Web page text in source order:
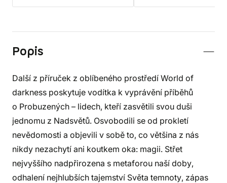
Popis
Další z příruček z oblíbeného prostředí World of
darkness poskytuje vodítka k vyprávění příběhů
o Probuzených – lidech, kteří zasvětili svou duši
jednomu z Nadsvětů. Osvobodili se od prokletí
nevědomosti a objevili v sobě to, co většina z nás
nikdy nezachytí ani koutkem oka: magii. Střet
nejvyššího nadpřirozena s metaforou naší doby,
odhalení nejhlubších tajemství Světa temnoty, zápas